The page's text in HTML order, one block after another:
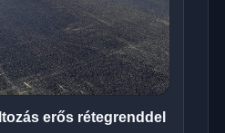
erős rétegrenddel